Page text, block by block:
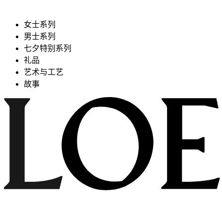
女士系列
男士系列
七夕特别系列
礼品
艺术与工艺
故事